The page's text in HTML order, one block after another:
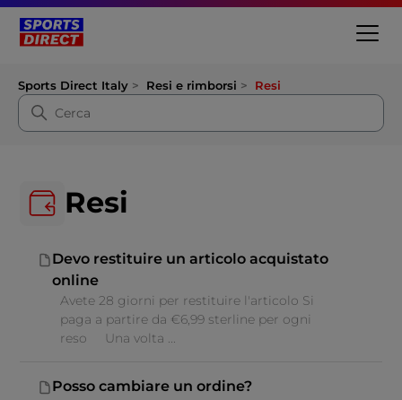
Sports Direct Italy Resi e rimborsi Resi
Resi
Devo restituire un articolo acquistato
online
Avete 28 giorni per restituire l'articolo Si
paga a partire da €6,99 sterline per ogni
reso Una volta ...
Posso cambiare un ordine?